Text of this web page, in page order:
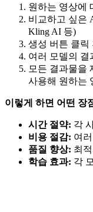
원하는 영상에
비교하고 싶은
Kling AI 등)
생성 버튼 클릭
여러 모델의 결
모든 결과물을
사용해 원하는
이렇게 하면 어떤 장
시간 절약: 각
비용 절감: 여
품질 향상: 최
학습 효과: 각